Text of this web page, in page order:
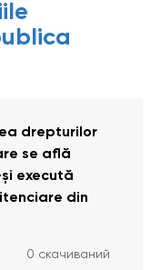
drepturilor
se află
execută
din
0 скачиваний